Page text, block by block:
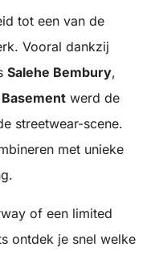
tot een van de
Vooral dankzij
Salehe Bembury,
werd de
streetwear-scene.
met unieke
of een limited
ontdek je snel welke